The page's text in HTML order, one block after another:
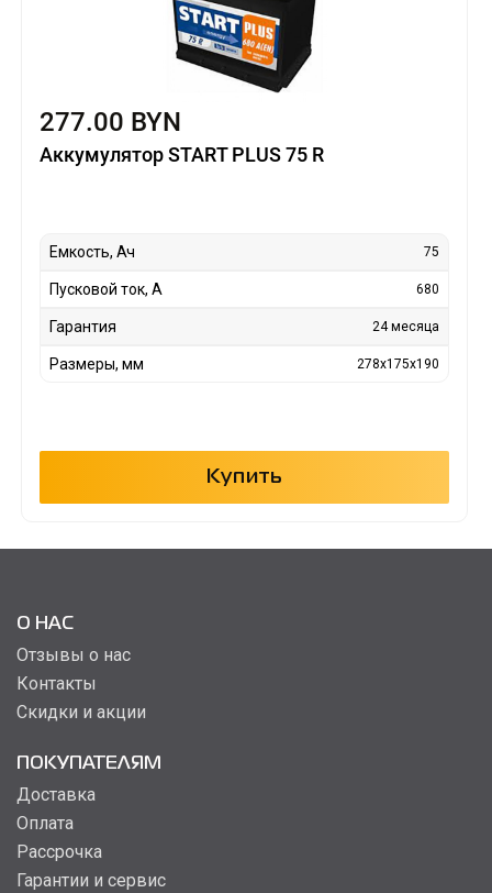
277.00 BYN
Аккумулятор START PLUS 75 R
Емкость, Ач 75
Пусковой ток, А 680
Гарантия 24 месяца
Размеры, мм 278x175x190
Купить
О НАС
Отзывы о нас
Контакты
Скидки и акции
ПОКУПАТЕЛЯМ
Доставка
Оплата
Рассрочка
Гарантии и сервис